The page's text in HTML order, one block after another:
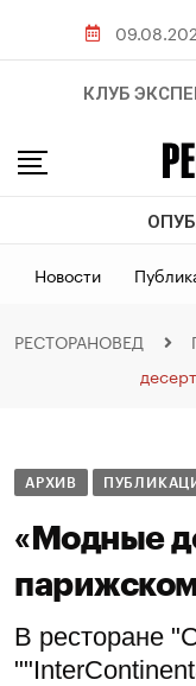
КЛУБ
Новости
РЕСТОРАНОВЕД
АРХИВ
«Модные
В ресторане